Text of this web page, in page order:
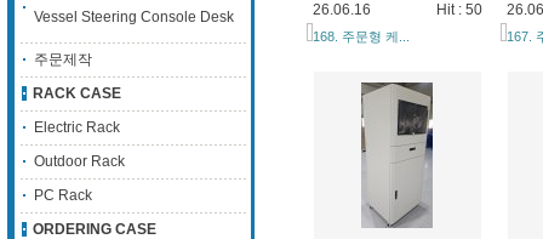
Vessel Steering Console Desk
주문제작
RACK CASE
Electric Rack
Outdoor Rack
PC Rack
ORDERING CASE
26.06.16 Hit : 50
168. 주문형 케... 167.